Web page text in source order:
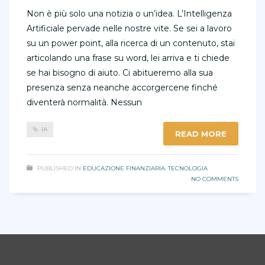
Non è più solo una notizia o un’idea. L’Intelligenza
Artificiale pervade nelle nostre vite. Se sei a lavoro
su un power point, alla ricerca di un contenuto, stai
articolando una frase su word, lei arriva e ti chiede
se hai bisogno di aiuto. Ci abitueremo alla sua
presenza senza neanche accorgercene finché
diventerà normalità. Nessun
IA READ MORE
PUBLISHED IN EDUCAZIONE FINANZIARIA,TECNOLOGIA
NO COMMENTS